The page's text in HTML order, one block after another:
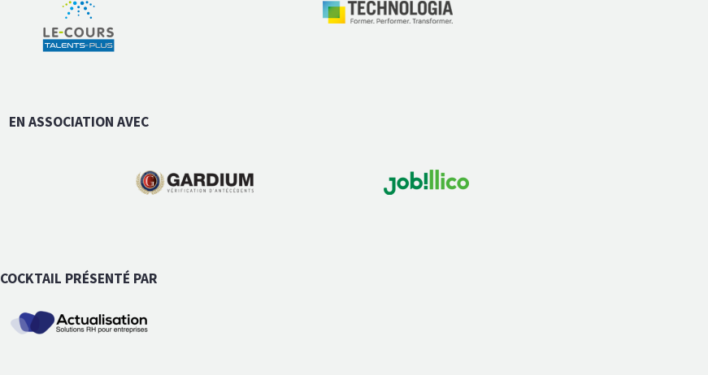
EN ASSOCIATION AVEC
COCKTAIL PRÉSENTÉ PAR